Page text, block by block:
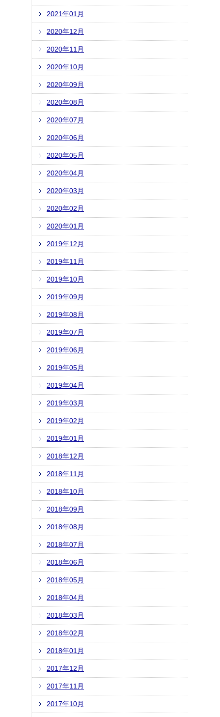
2021年01月
2020年12月
2020年11月
2020年10月
2020年09月
2020年08月
2020年07月
2020年06月
2020年05月
2020年04月
2020年03月
2020年02月
2020年01月
2019年12月
2019年11月
2019年10月
2019年09月
2019年08月
2019年07月
2019年06月
2019年05月
2019年04月
2019年03月
2019年02月
2019年01月
2018年12月
2018年11月
2018年10月
2018年09月
2018年08月
2018年07月
2018年06月
2018年05月
2018年04月
2018年03月
2018年02月
2018年01月
2017年12月
2017年11月
2017年10月